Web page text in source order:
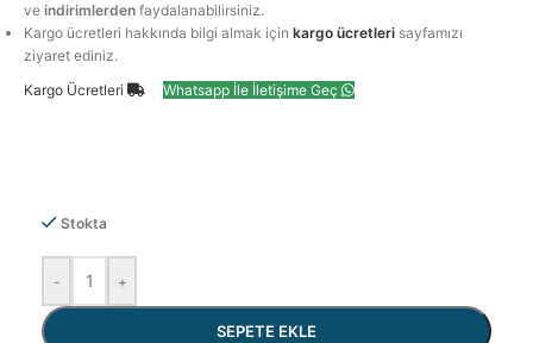
veindirimlerden faydalanabilirsiniz.
Kargo ücretleri hakkında bilgi almak içinkargo ücretleri sayfamızı
ziyaret ediniz.
Kargo Ücretleri
Whatsapp İle İletişime Geç
Stokta
- +
SEPETE EKLE